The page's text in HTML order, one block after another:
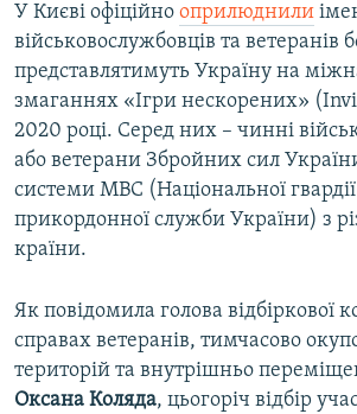
Усі сайти RFE/RL
У Києві офіційно оприлюднили
військовослужбовців та ветеранів
представлятимуть Україну на
змаганнях «Ігри нескорених»
2020 році. Серед них – чинні
або ветерани Збройних сил
системи МВС (Національної гвардії
прикордонної служби України) з
країни.
Як повідомила голова відбіркової
справах ветеранів, тимчасово
територій та внутрішньо
Оксана Коляда, цьогоріч відбір